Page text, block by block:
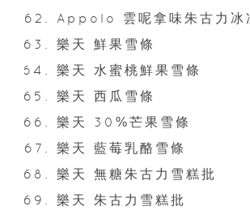
Appolo 雲呢拿味朱古力冰
樂天 鮮果雪條
樂天 水蜜桃鮮果雪條
樂天 西瓜雪條
樂天 30%芒果雪條
樂天 藍莓乳酪雪條
樂天 無糖朱古力雪糕批
樂天 朱古力雪糕批